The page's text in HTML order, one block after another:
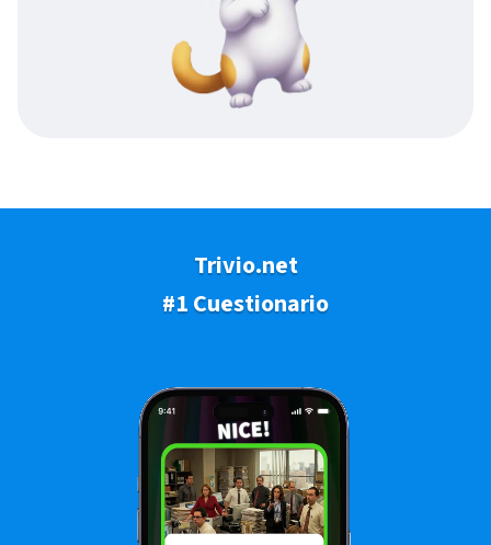
Trivio.net
#1 Cuestionario